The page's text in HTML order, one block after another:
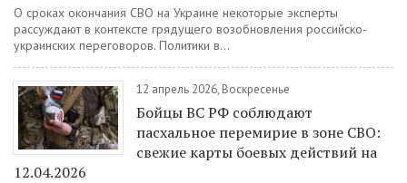
О сроках окончания СВО на Украине некоторые эксперты
рассуждают в контексте грядущего возобновления российско-
украинских переговоров. Политики в...
12 апрель 2026, Воскресенье
Бойцы ВС РФ соблюдают
пасхальное перемирие в зоне СВО:
свежие карты боевых действий на
12.04.2026